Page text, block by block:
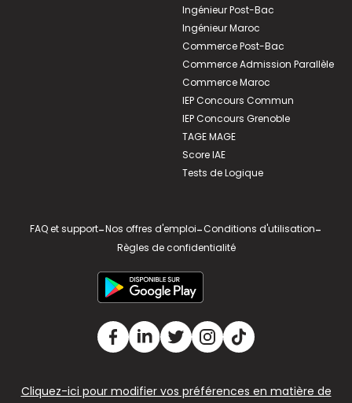
Ingénieur Post-Bac
Ingénieur Maroc
Commerce Post-Bac
Commerce Admission Parallèle
Commerce Maroc
IEP Concours Commun
IEP Concours Grenoble
TAGE MAGE
Score IAE
Tests de Logique
FAQ et support-Nos offres d'emploi-Conditions d'utilisation-
Règles de confidentialité
Cliquez-ici pour modifier vos préférences en matière de